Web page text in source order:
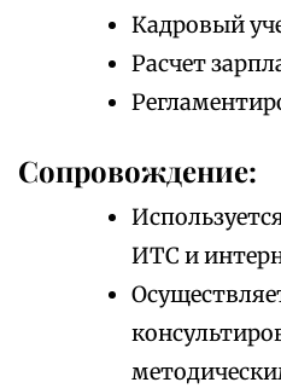
Кадровый
Расчет
Сопровождение:
ИТС и